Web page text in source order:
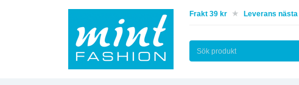
Frakt 39 kr Leverans